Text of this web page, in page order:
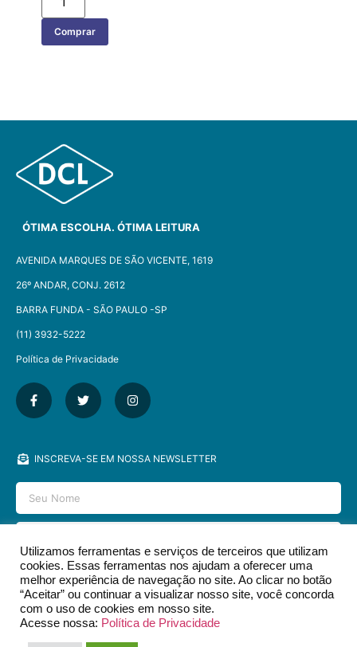
Comprar
ÓTIMA ESCOLHA. ÓTIMA LEITURA
AVENIDA MARQUES DE SÃO VICENTE, 1619
26º ANDAR, CONJ. 2612
BARRA FUNDA - SÃO PAULO -SP​
(11) 3932-5222
Política de Privacidade
INSCREVA-SE EM NOSSA NEWSLETTER
ENVIAR
Utilizamos ferramentas e serviços de terceiros que utilizam
cookies. Essas ferramentas nos ajudam a oferecer uma
melhor experiência de navegação no site. Ao clicar no botão
“Aceitar” ou continuar a visualizar nosso site, você concorda
com o uso de cookies em nosso site.
Acesse nossa: Política de Privacidade